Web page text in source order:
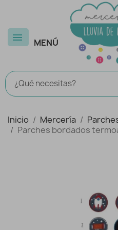
MENÚ
Inicio Mercería
Parches bordados